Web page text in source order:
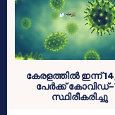
കേരളത്തില്‍ ഇന്ന്
പേര്‍ക്ക് കോവിഡ്-
സ്ഥിരീകരിച്ചു